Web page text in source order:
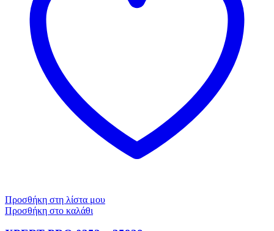
Προσθήκη στη λίστα μου
Προσθήκη στο καλάθι